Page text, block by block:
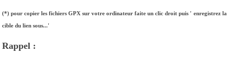
(*) pour copier les fichiers GPX sur votre ordinateur faite un clic droit puis ' enregistrez la
cible du lien sous...'
Rappel :